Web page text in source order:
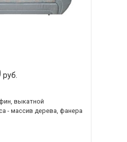
руб.
выкатной
- массив дерева, фанера